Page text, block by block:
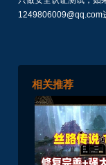
1249806009@qq.com
相关推荐